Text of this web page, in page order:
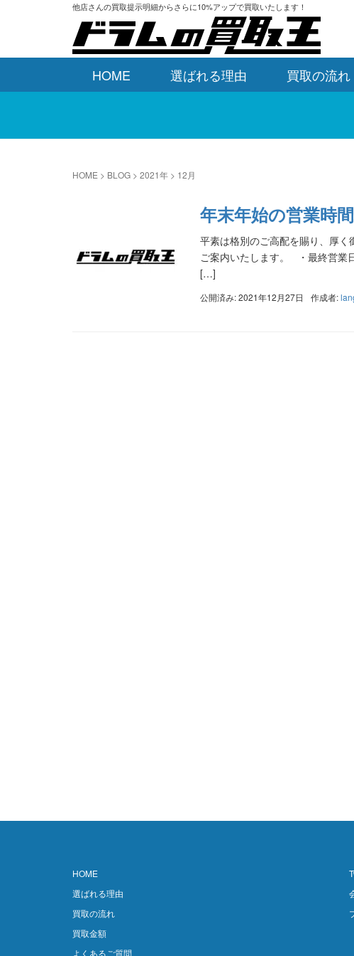
他店さんの買取提示明細からさらに10%アップで買取いたします！
HOME 選ばれる理由 買取の流れ
HOME > BLOG > 2021年 > 12月
年末年始の営業時
平素は格別のご高配を賜り、厚
ご案内いたします。 ・最終営業
[…]
公開済み: 2021年12月27日 作成者:
HOME
選ばれる理由
買取の流れ
買取金額
よくあるご質問